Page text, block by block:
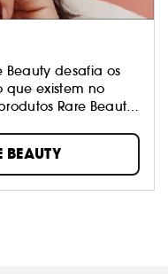
Beauty desafia os
que existem no
Rare Beauty
do dia a dia.
de bem-estar
e um
refletirá a tua
BEAUTY